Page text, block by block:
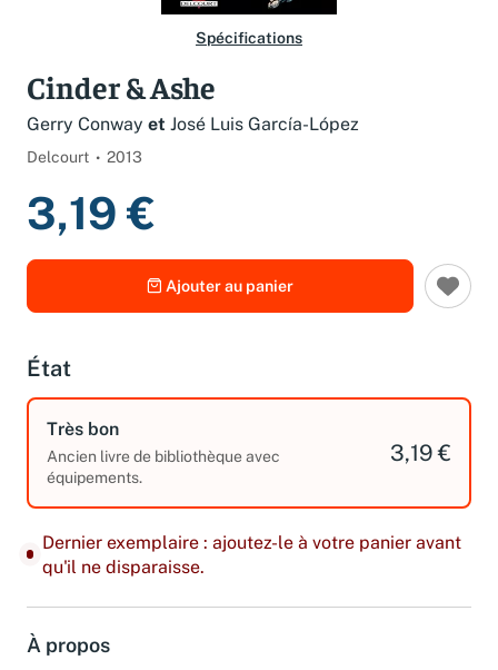
Spécifications
Cinder & Ashe
Gerry Conway et José Luis García-López
Delcourt 2013
3,19 €
Ajouter au panier
État
Très bon
Ancien livre de bibliothèque avec
équipements.
3,19 €
Dernier exemplaire : ajoutez-le à votre panier avant
qu'il ne disparaisse.
À propos